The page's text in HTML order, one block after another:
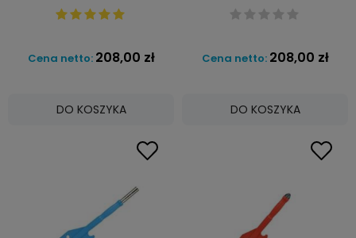
Cena netto: 208,00 zł
DO KOSZYKA
Cena netto: 208,00 zł
DO KOSZYKA